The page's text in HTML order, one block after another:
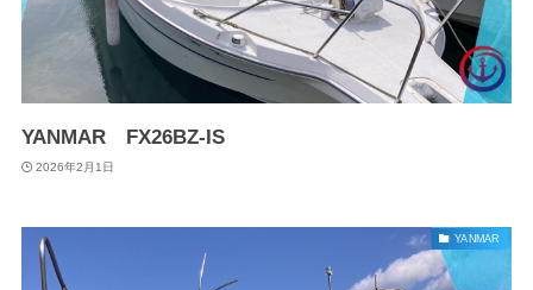
YANMAR FX26BZ-IS
2026年2月1日
YANMAR